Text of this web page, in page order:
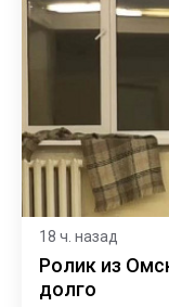
18 ч. назад
Ролик из
долго